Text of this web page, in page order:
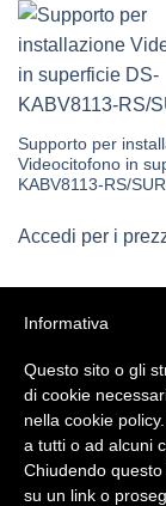
Supporto per
Videocitofono in
KABV8113-RS/
Accedi per i
CHI SIAMO
Questo sito
utente. Puoi
Informativa
Questo sito o gli
di cookie
nella cookie
a tutti o ad alcuni
Chiudendo
su un link o